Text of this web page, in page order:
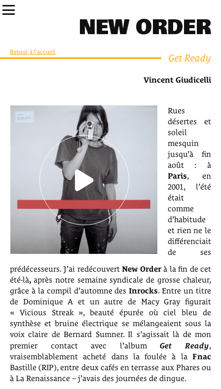
Retour à l'accueil
NEW ORDER
Get Ready
Vincent Giudicelli
Rues
désertes et
soleil
mesquin
jusqu’à fin
août : à
Paris, en
2001, l’été
était
comme
d’habitude
et rien ne le
différenciait
de ses
prédécesseurs. J’ai redécouvertNew Orderà la fin de cet
été-là, après notre semaine syndicale de grosse chaleur,
grâce à la compil d’automne desInrocks. Entre un titre
de Dominique A et un autre de Macy Gray figurait
« Vicious Streak », beauté épurée où ciel bleu de
synthèse et bruine électrique se mélangeaient sous la
voix claire de Bernard Sumner. Il s’agissait là de mon
premier contact avec l’albumGet Ready,
vraisemblablement acheté dans la foulée à la Fnac
Bastille (RIP), entre deux cafés en terrasse aux Phares ou
à La Renaissance – j’avais des journées de dingue.